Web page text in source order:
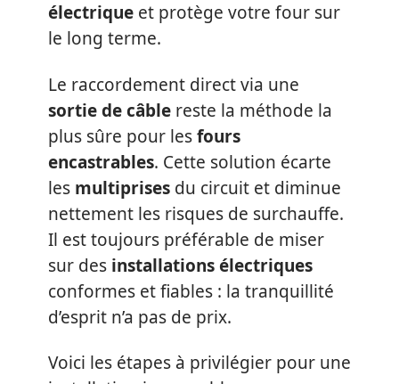
électrique et protège votre four sur
le long terme.
Le raccordement direct via une
sortie de câble reste la méthode la
plus sûre pour lesfours
encastrables. Cette solution écarte
les multiprises du circuit et diminue
nettement les risques de surchauffe.
Il est toujours préférable de miser
sur des installations électriques
conformes et fiables : la tranquillité
d’esprit n’a pas de prix.
Voici les étapes à privilégier pour une